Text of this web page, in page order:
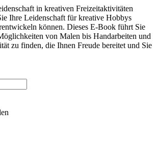
in kreativen Freizeitaktivitäten
Ihre Leidenschaft für kreative Hobbys
können. Dieses E-Book führt Sie
von Malen bis Handarbeiten und
zu finden, die Ihnen Freude bereitet und Sie